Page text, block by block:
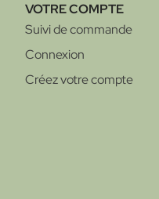
VOTRE COMPTE
Suivi de commande
Connexion
Créez votre compte